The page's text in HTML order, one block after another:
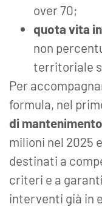
over 70;
quota vita
non
territoriale
Per
formula, nel
di
milioni nel 2025
destinati a
criteri e a
interventi già in